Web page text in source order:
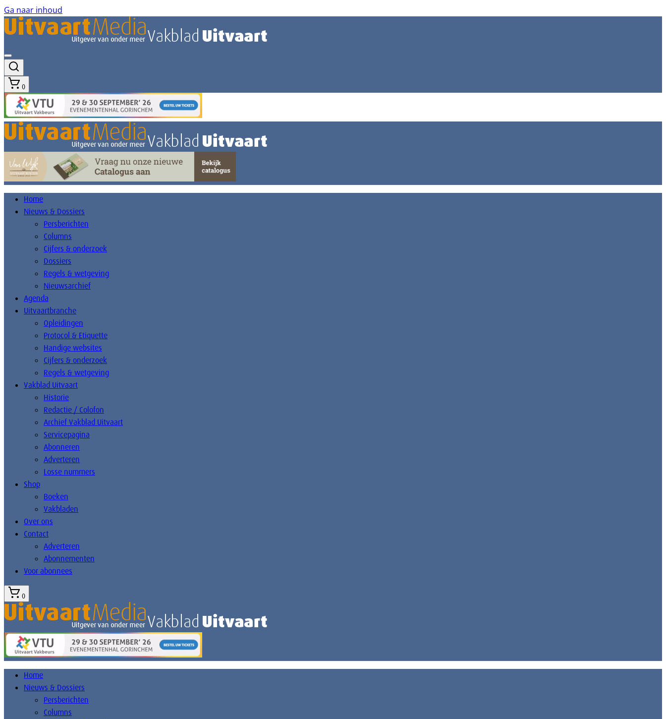
Ga naar inhoud
0
Home
Nieuws & Dossiers
Persberichten
Columns
Cijfers & onderzoek
Dossiers
Regels & wetgeving
Nieuwsarchief
Agenda
Uitvaartbranche
Opleidingen
Protocol & Etiquette
Handige websites
Cijfers & onderzoek
Regels & wetgeving
Vakblad Uitvaart
Historie
Redactie / Colofon
Archief Vakblad Uitvaart
Servicepagina
Abonneren
Adverteren
Losse nummers
Shop
Boeken
Vakbladen
Over ons
Contact
Adverteren
Abonnementen
Voor abonnees
0
Home
Nieuws & Dossiers
Persberichten
Columns